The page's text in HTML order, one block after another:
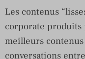
Les contenus
corporate produits
meilleurs
conversations